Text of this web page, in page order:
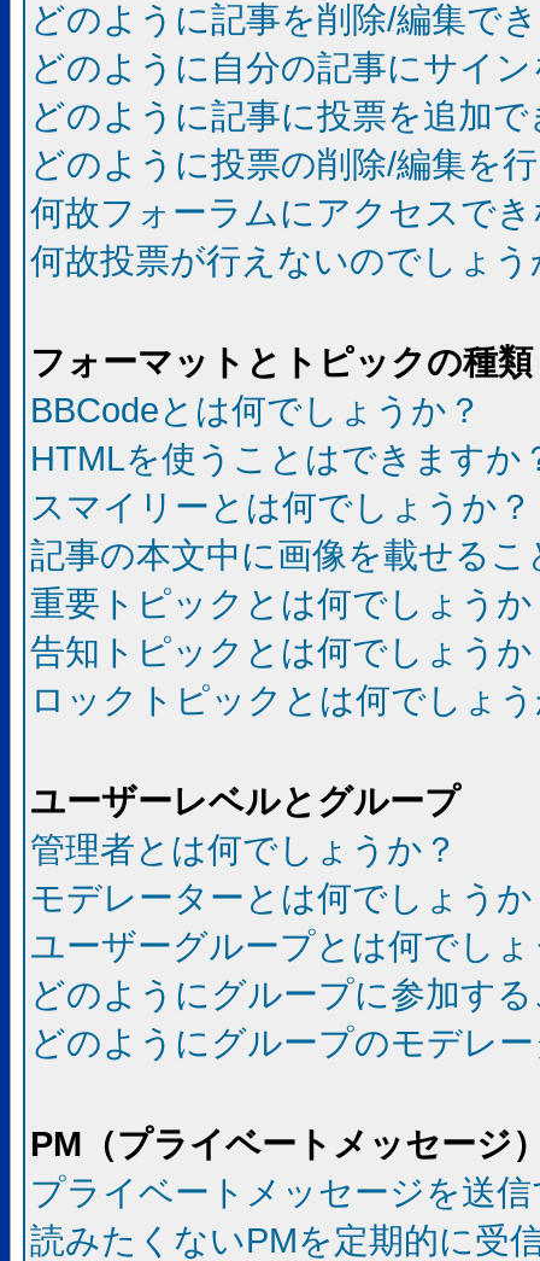
どのように記事を削除/編集で
どのように自分の記事にサイ
どのように記事に投票を追加
どのように投票の削除/編集を
何故フォーラムにアクセスで
何故投票が行えないのでしょう
フォーマットとトピックの種類
BBCodeとは何でしょうか？
HTMLを使うことはできますか
スマイリーとは何でしょうか？
記事の本文中に画像を載せる
重要トピックとは何でしょうか
告知トピックとは何でしょうか
ロックトピックとは何でしょ
ユーザーレベルとグループ
管理者とは何でしょうか？
モデレーターとは何でしょうか
ユーザーグループとは何でし
どのようにグループに参加す
どのようにグループのモデレ
PM（プライベートメッセージ
プライベートメッセージを送
読みたくないPMを定期的に受